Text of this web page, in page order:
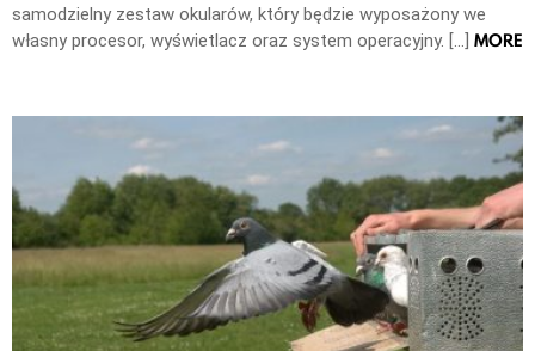
samodzielny zestaw okularów, który będzie wyposażony we
własny procesor, wyświetlacz oraz system operacyjny. […] MORE